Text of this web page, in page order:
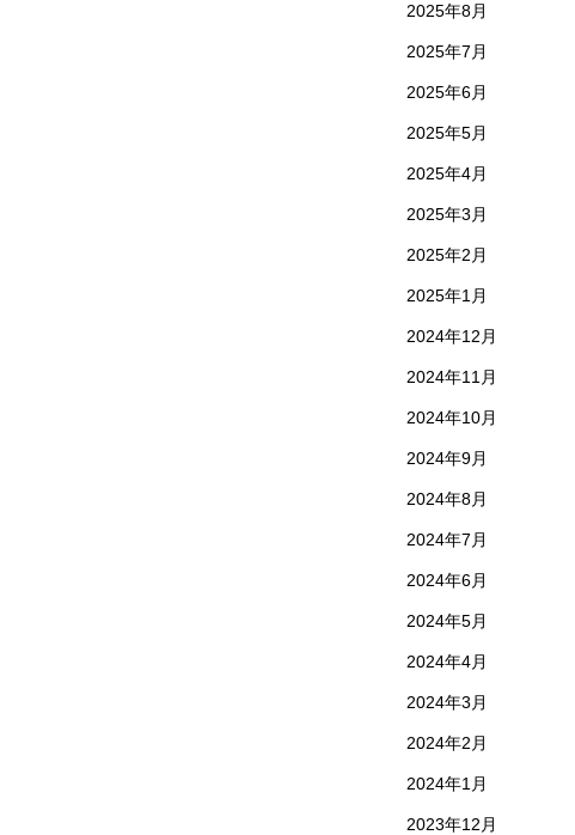
2025年8月
2025年7月
2025年6月
2025年5月
2025年4月
2025年3月
2025年2月
2025年1月
2024年12月
2024年11月
2024年10月
2024年9月
2024年8月
2024年7月
2024年6月
2024年5月
2024年4月
2024年3月
2024年2月
2024年1月
2023年12月